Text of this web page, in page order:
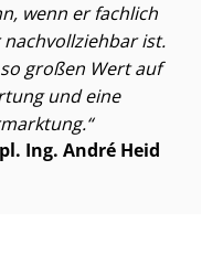
wenn er fachlich
ist.
großen Wert auf
und eine
Ing. André Heid